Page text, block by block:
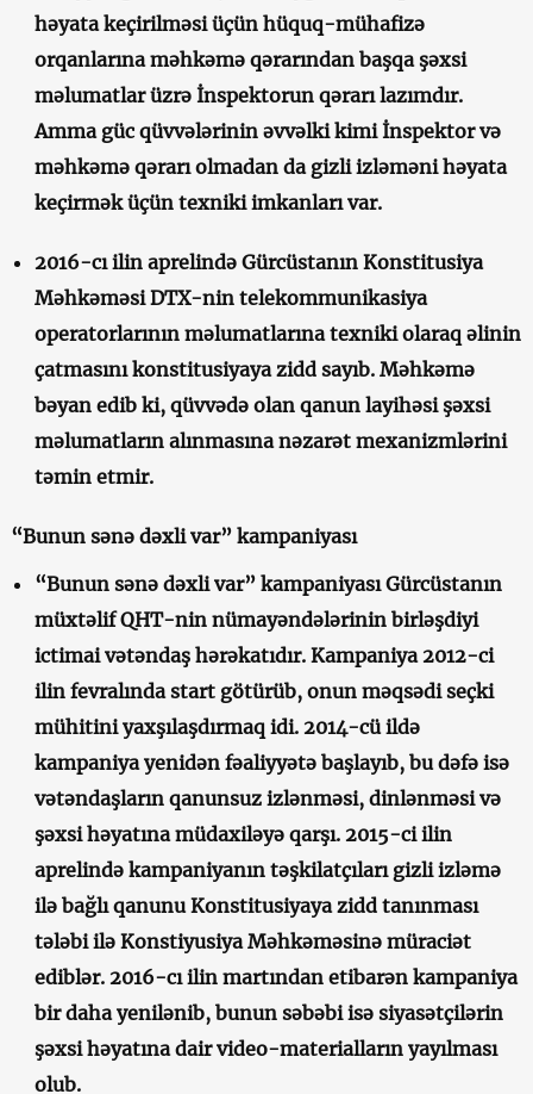
həyata keçirilməsi üçün hüquq-mühafizə
orqanlarına məhkəmə qərarından başqa şəxsi
məlumatlar üzrə İnspektorun qərarı lazımdır.
Amma güc qüvvələrinin əvvəlki kimi İnspektor və
məhkəmə qərarı olmadan da gizli izləməni həyata
keçirmək üçün texniki imkanları var.
2016-cı ilin aprelində Gürcüstanın Konstitusiya
Məhkəməsi DTX-nin telekommunikasiya
operatorlarının məlumatlarına texniki olaraq əlinin
çatmasını konstitusiyaya zidd sayıb. Məhkəmə
bəyan edib ki, qüvvədə olan qanun layihəsi şəxsi
məlumatların alınmasına nəzarət mexanizmlərini
təmin etmir.
“Bunun sənə dəxli var” kampaniyası
“Bunun sənə dəxli var” kampaniyası Gürcüstanın
müxtəlif QHT-nin nümayəndələrinin birləşdiyi
ictimai vətəndaş hərəkatıdır. Kampaniya 2012-ci
ilin fevralında start götürüb, onun məqsədi seçki
mühitini yaxşılaşdırmaq idi. 2014-cü ildə
kampaniya yenidən fəaliyyətə başlayıb, bu dəfə isə
vətəndaşların qanunsuz izlənməsi, dinlənməsi və
şəxsi həyatına müdaxiləyə qarşı. 2015-ci ilin
aprelində kampaniyanın təşkilatçıları gizli izləmə
ilə bağlı qanunu Konstitusiyaya zidd tanınması
tələbi ilə Konstiyusiya Məhkəməsinə müraciət
ediblər. 2016-cı ilin martından etibarən kampaniya
bir daha yenilənib, bunun səbəbi isə siyasətçilərin
şəxsi həyatına dair video-materialların yayılması
olub.